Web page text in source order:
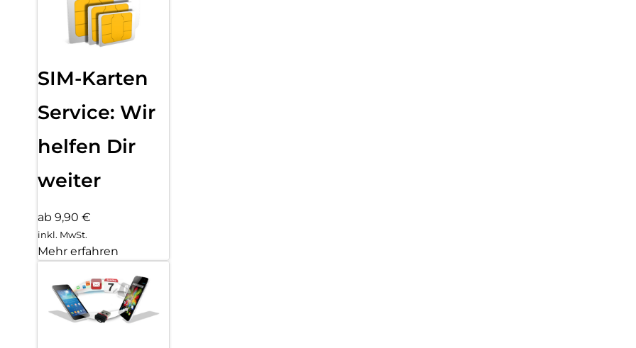
SIM-Karten
Service: Wir
helfen Dir
weiter
ab 9,90 €
inkl. MwSt.
Mehr erfahren